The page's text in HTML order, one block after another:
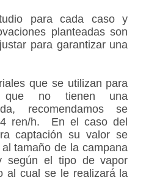
para cada caso y
planteadas son
para garantizar una
que se utilizan para
que no tienen una
recomendamos se
4 ren/h. En el caso del
captación su valor se
tamaño de la campana
según el tipo de vapor
al cual se le realizará la